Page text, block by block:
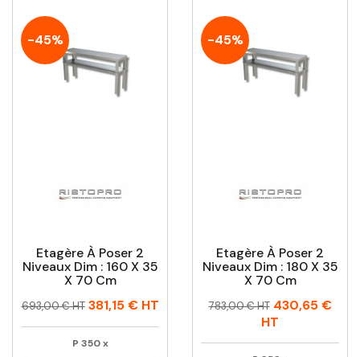
-45%
Etagère À Poser 2
Niveaux Dim : 160 X 35
X 70 Cm
Prix
Prix
693,00 € HT 381,15 €HT
P 350 x
-45%
Etagère À Poser 2
Niveaux Dim : 180 X 35
X 70 Cm
Prix
Prix
783,00 € HT 430,65 €
HT